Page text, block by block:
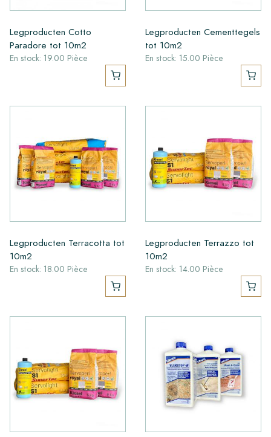
Legproducten Cotto
Paradore tot 10m2
En stock: 19.00 Pièce
Legproducten Cementtegels
tot 10m2
En stock: 15.00 Pièce
Legproducten Terracotta tot
10m2
En stock: 18.00 Pièce
Legproducten Terrazzo tot
10m2
En stock: 14.00 Pièce